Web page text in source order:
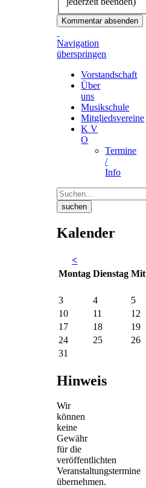
Kommentar absenden
Navigation
überspringen
Vorstandschaft
Über
uns
Musikschule
Mitgliedsvereine
K V
O
Termine
/
Info
suchen
Kalender
<
Montag Dienstag Mi
3
4 5
10
11 12
17
18 19
24
25 26
31
Hinweis
Wir
können
keine
Gewähr
für die
veröffentlichten
Veranstaltungstermine
übernehmen.